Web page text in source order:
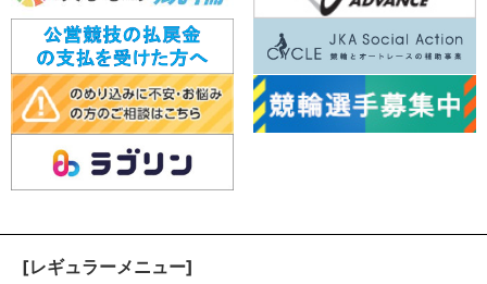
[レギュラーメニュー]